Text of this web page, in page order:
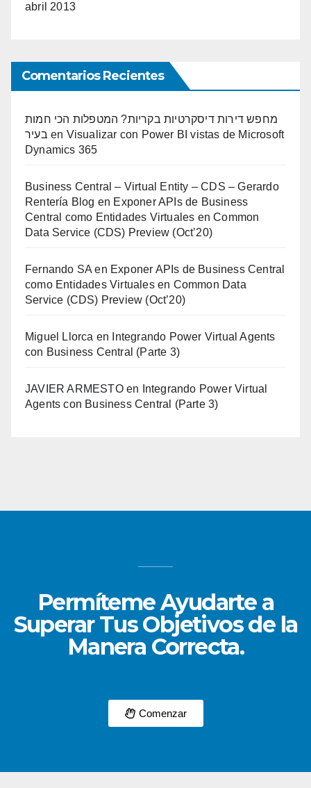
abril 2013
Comentarios Recientes
מחפש דירות דיסקרטיות בקריות? המטפלות הכי חמות
בעיר en Visualizar con Power BI vistas de Microsoft
Dynamics 365
Business Central – Virtual Entity – CDS – Gerardo
Rentería Blog en Exponer APIs de Business
Central como Entidades Virtuales en Common
Data Service (CDS) Preview (Oct’20)
Fernando SA en Exponer APIs de Business Central
como Entidades Virtuales en Common Data
Service (CDS) Preview (Oct’20)
Miguel Llorca en
Integrando Power Virtual Agents
con Business Central (Parte 3)
JAVIER ARMESTOen
Integrando Power Virtual
Agents con Business Central (Parte 3)
Permíteme Ayudarte a
Superar Tus Objetivos de la
Manera Correcta.
Comenzar